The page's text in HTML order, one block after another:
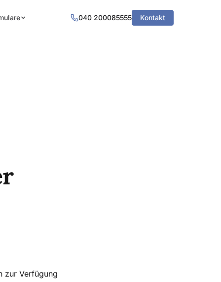
040 200085555 Kontakt
zur Verfügung